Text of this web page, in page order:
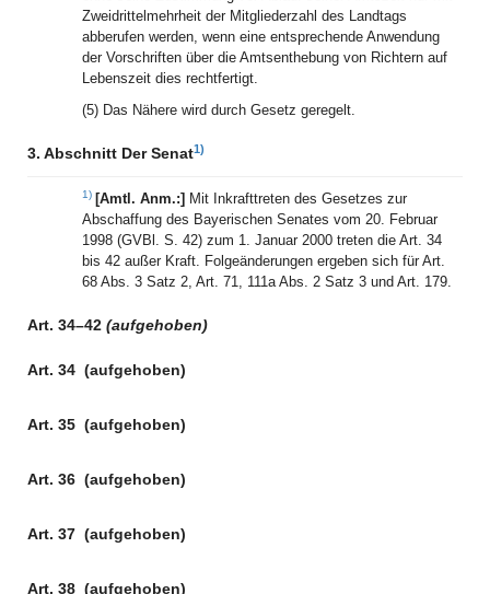
Zweidrittelmehrheit der Mitgliederzahl des Landtags
abberufen werden, wenn eine entsprechende Anwendung
der Vorschriften über die Amtsenthebung von Richtern auf
Lebenszeit dies rechtfertigt.
(5) Das Nähere wird durch Gesetz geregelt.
3. Abschnitt Der Senat1)
1) [Amtl. Anm.:] Mit Inkrafttreten des Gesetzes zur
Abschaffung des Bayerischen Senates vom 20. Februar
1998 (GVBl. S. 42) zum 1. Januar 2000 treten die Art. 34
bis 42 außer Kraft. Folgeänderungen ergeben sich für Art.
68 Abs. 3 Satz 2, Art. 71, 111a Abs. 2 Satz 3 und Art. 179.
Art. 34–42 (aufgehoben)
Art. 34 (aufgehoben)
Art. 35 (aufgehoben)
Art. 36 (aufgehoben)
Art. 37 (aufgehoben)
Art. 38 (aufgehoben)